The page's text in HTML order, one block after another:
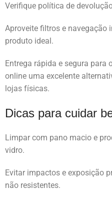
Verifique política de
Aproveite filtros e navegação
produto ideal.
Entrega rápida e segura para
online uma excelente
lojas físicas.
Dicas para cuidar
Limpar com pano macio e
vidro.
Evitar impactos e exposição
não resistentes.